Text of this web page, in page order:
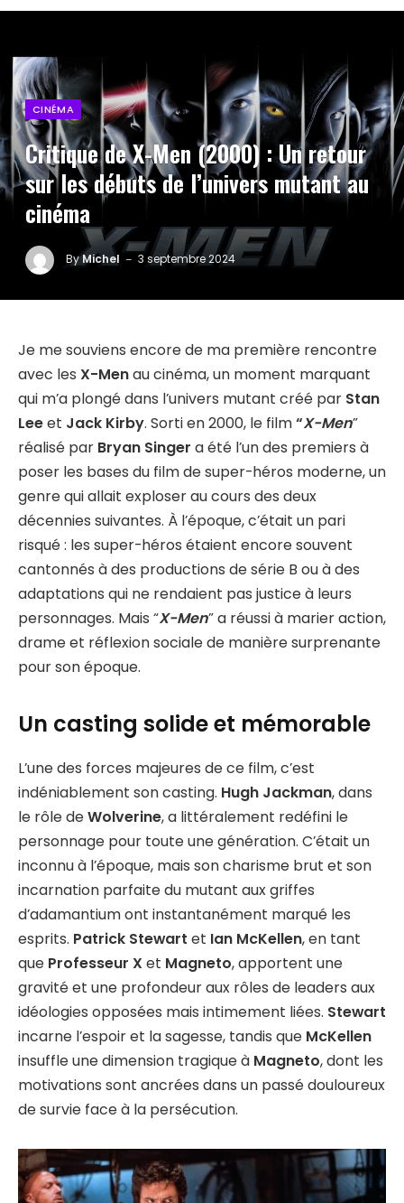
CINÉMA
Critique de X-Men (2000) : Un retour
sur les débuts de l’univers mutant au
cinéma
ByMichel 3 septembre 2024
Je me souviens encore de ma première rencontre
avec les X-Menau cinéma, un moment marquant
qui m’a plongé dans l’univers mutant créé par Stan
Leeet Jack Kirby. Sorti en 2000, le film“X-Men”
réalisé par Bryan Singer a été l’un des premiers à
poser les bases du film de super-héros moderne, un
genre qui allait exploser au cours des deux
décennies suivantes. À l’époque, c’était un pari
risqué : les super-héros étaient encore souvent
cantonnés à des productions de série B ou à des
adaptations qui ne rendaient pas justice à leurs
personnages. Mais “X-Men” a réussi à marier action,
drame et réflexion sociale de manière surprenante
pour son époque.
Un casting solide et mémorable
L’une des forces majeures de ce film, c’est
indéniablement son casting. Hugh Jackman, dans
le rôle deWolverine, a littéralement redéfini le
personnage pour toute une génération. C’était un
inconnu à l’époque, mais son charisme brut et son
incarnation parfaite du mutant aux griffes
d’adamantium ont instantanément marqué les
esprits. Patrick Stewart et Ian McKellen, en tant
que Professeur X et Magneto, apportent une
gravité et une profondeur aux rôles de leaders aux
idéologies opposées mais intimement liées. Stewart
incarne l’espoir et la sagesse, tandis que McKellen
insuffle une dimension tragique à Magneto, dont les
motivations sont ancrées dans un passé douloureux
de survie face à la persécution.